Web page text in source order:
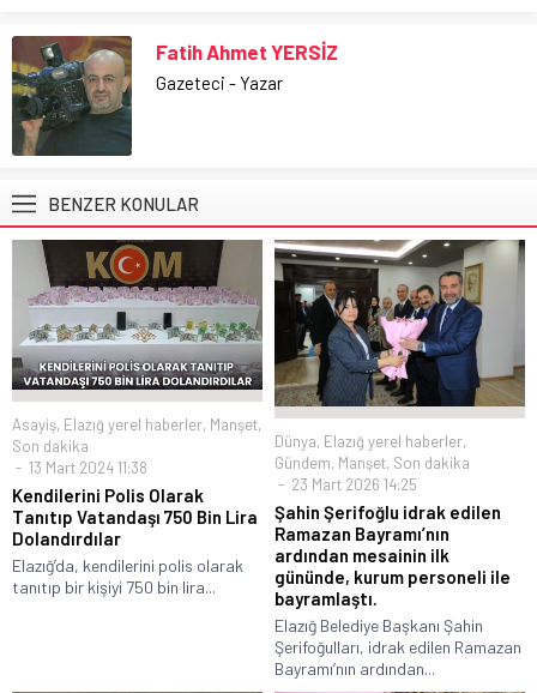
Fatih Ahmet YERSİZ
Gazeteci - Yazar
BENZER KONULAR
Asayiş, Elazığ yerel haberler, Manşet,
Son dakika
13 Mart 2024 11:38
Kendilerini Polis Olarak
Tanıtıp Vatandaşı 750 Bin Lira
Dolandırdılar
Elazığ’da, kendilerini polis olarak
tanıtıp bir kişiyi 750 bin lira...
Dünya, Elazığ yerel haberler,
Gündem, Manşet, Son dakika
23 Mart 2026 14:25
Şahin Şerifoğlu idrak edilen
Ramazan Bayramı’nın
ardından mesainin ilk
gününde, kurum personeli ile
bayramlaştı.
Elazığ Belediye Başkanı Şahin
Şerifoğulları, idrak edilen Ramazan
Bayramı’nın ardından...